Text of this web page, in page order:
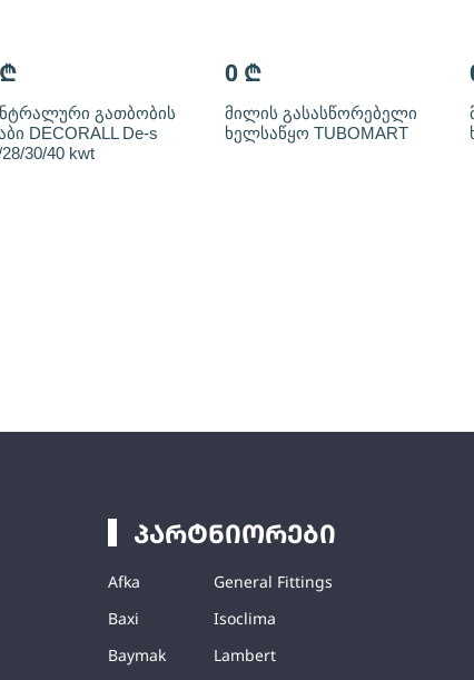
₾
გათბობის
DECORALL De-s
30/40 kwt
0 ₾
მილის გასასწორებელი
ხელსაწყო TUBOMART
პარტნიორები
Afka
Baxi
Baymak
General Fittings
Isoclima
Lambert